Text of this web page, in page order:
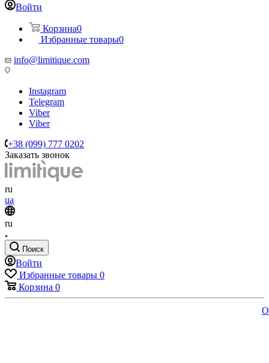
Войти
Корзина0
Избранные товары0
info@limitique.com
Instagram
Telegram
Viber
Viber
+38 (099) 777 0202
Заказать звонок
ru
ua
ru
Поиск
Войти
Избранные товары 0
Корзина 0